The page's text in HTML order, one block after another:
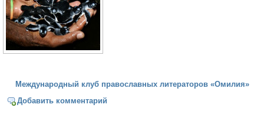
Международный клуб православных литераторов «Омилия»
Добавить комментарий